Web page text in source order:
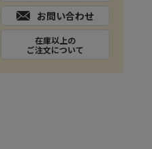
お問い合わせ
在庫以上の
ご注文について